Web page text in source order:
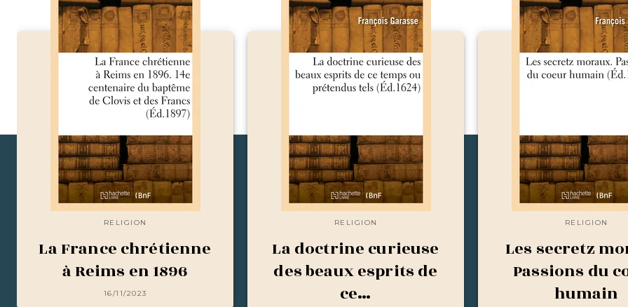
RELIGION
La France chrétienne
à Reims en 1896
16/11/2023
RELIGION
La doctrine curieuse
des beaux esprits de
ce…
RELIGION
Les secretz
Passions du
humain